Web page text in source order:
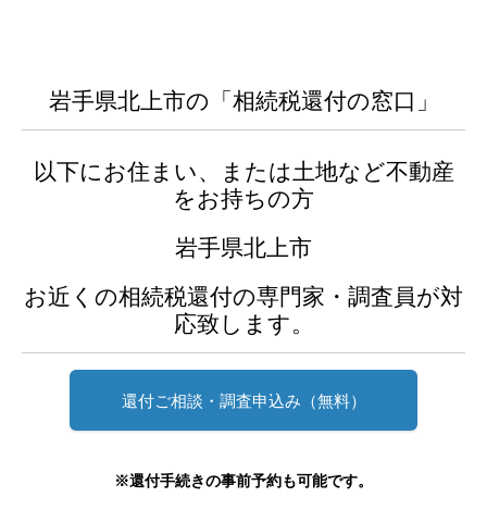
岩手県北上市の「相続税還付の窓口」
以下にお住まい、または土地など不動産
をお持ちの方
岩手県北上市
お近くの相続税還付の専門家・調査員が対
応致します。
還付ご相談・調査申込み（無料）
※還付手続きの事前予約も可能です。